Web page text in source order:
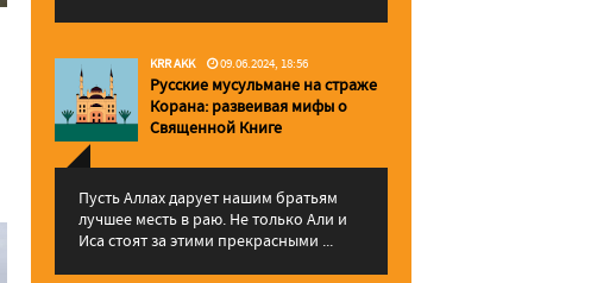
KRR AKK 09.06.2024, 18:56
Русские мусульмане на страже
Корана: pазвеивая мифы о
Священной Книге
Пусть Аллах дарует нашим братьям
лучшее месть в раю. Не только Али и
Иса стоят за этими прекрасными ...